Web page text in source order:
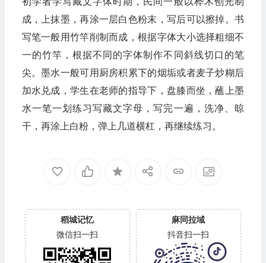
成，上抹墨，再涂一层白色粉末，写后可以擦掉。书
写笔一般用竹竿削制而成，根据字体大小选择粗细不
一的竹竿，根据不同的字体制作不同斜线切口的笔
尖。墨水一般可用厨房积累下的烟垢或者麦子炒糊后
加水兑成，学生在老师的指导下，盘膝而坐，蘸上墨
水一笔一划练习写藏文字母，写完一遍，洗净、晾
干，再涂上白粉，弹上几道横杠，再继续练习。
稻城记忆
微信扫一扫
麻同拉域
抖音扫一扫